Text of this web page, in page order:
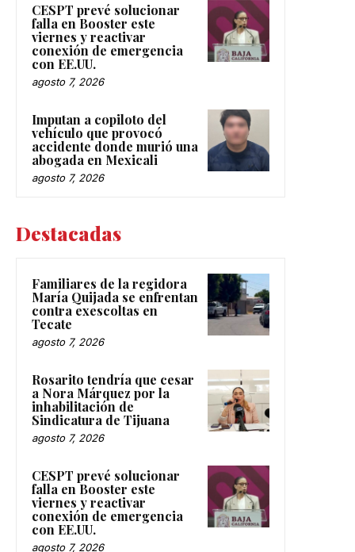
CESPT prevé solucionar
falla en Booster este
viernes y reactivar
conexión de emergencia
con EE.UU.
agosto 7, 2026
Imputan a copiloto del
vehículo que provocó
accidente donde murió una
abogada en Mexicali
agosto 7, 2026
Destacadas
Familiares de la regidora
María Quijada se enfrentan
contra exescoltas en
Tecate
agosto 7, 2026
Rosarito tendría que cesar
a Nora Márquez por la
inhabilitación de
Sindicatura de Tijuana
agosto 7, 2026
CESPT prevé solucionar
falla en Booster este
viernes y reactivar
conexión de emergencia
con EE.UU.
agosto 7, 2026